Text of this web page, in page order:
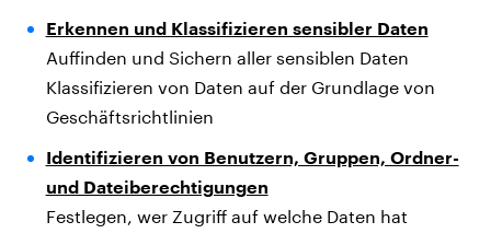
Erkennen und Klassifizieren sensibler Daten
Auffinden und Sichern aller sensiblen Daten
Klassifizieren von Daten auf der Grundlage von
Geschäftsrichtlinien
Identifizieren von Benutzern, Gruppen, Ordner-
und Dateiberechtigungen
Festlegen, wer Zugriff auf welche Daten hat